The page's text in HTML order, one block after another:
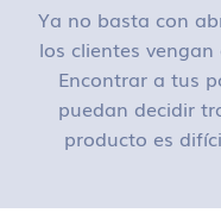
Ya no basta con
los clientes
Encontrar a tus
puedan decidir
producto es